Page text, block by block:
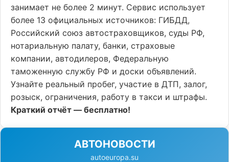
занимает не более 2 минут. Сервис использует
более 13 официальных источников: ГИБДД,
Российский союз автостраховщиков, суды РФ,
нотариальную палату, банки, страховые
компании, автодилеров, Федеральную
таможенную службу РФ и доски объявлений.
Узнайте реальный пробег, участие в ДТП, залог,
розыск, ограничения, работу в такси и штрафы.
Краткий отчёт — бесплатно!
АВТОНОВОСТИ
autoeuropa.su